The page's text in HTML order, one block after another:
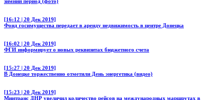
зимний период (фото)
[16:12 | 20 Дек 2019]
Фонд госимущества передает в аренду недвижимость в центре Донецка
[16:02 | 20 Дек 2019]
ФГИ информирует о новых реквизитах бюджетного счета
[15:27 | 20 Дек 2019]
В Донецке торжественно отметили День энергетика (видео)
[15:23 | 20 Дек 2019]
Минтранс ДНР увеличил количество рейсов на международных маршрутах в